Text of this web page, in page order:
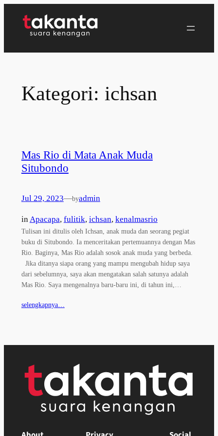
Kategori: ichsan
Mas Rio di Mata Anak Muda
Situbondo
Jul 29, 2023—byadmin
in Apacapa, fulitik, ichsan, kenalmasrio
Tulisan ini ditulis oleh Ichsan, anak muda dan seorang pegiat
buku di Situbondo. Ia menceritakan pertemuannya dengan Mas
Rio. Baginya, Mas Rio adalah sosok anak muda yang berbeda.
Jika ditanya siapa orang yang mampu mengubah hidup saya
dari sebelumnya, saya akan mengatakan salah satunya adalah
Mas Rio. Saya mengenalnya baru-baru ini, di tahun ini,…
selengkapnya…